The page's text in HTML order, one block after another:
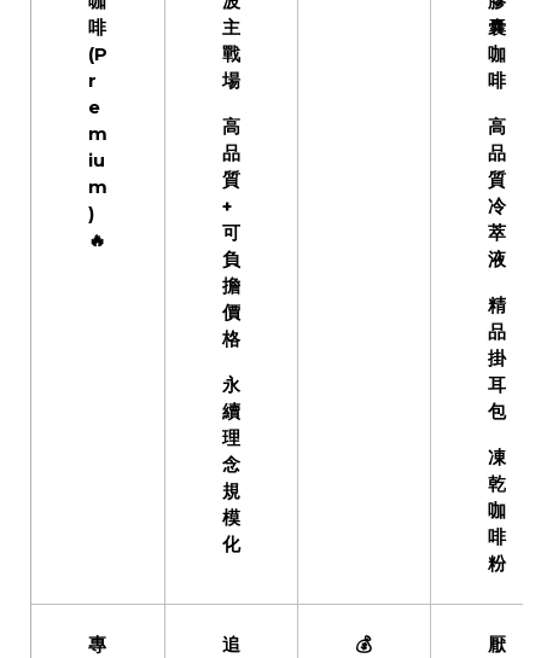
啡
(P
r
e
m
iu
m
)
🔥
主
戰
場
高
品
質
+
可
負
擔
價
格
永
續
理
念
規
模
化
囊
咖
啡
高
品
質
冷
萃
液
精
品
掛
耳
包
凍
乾
咖
啡
粉
專
追
💰
厭